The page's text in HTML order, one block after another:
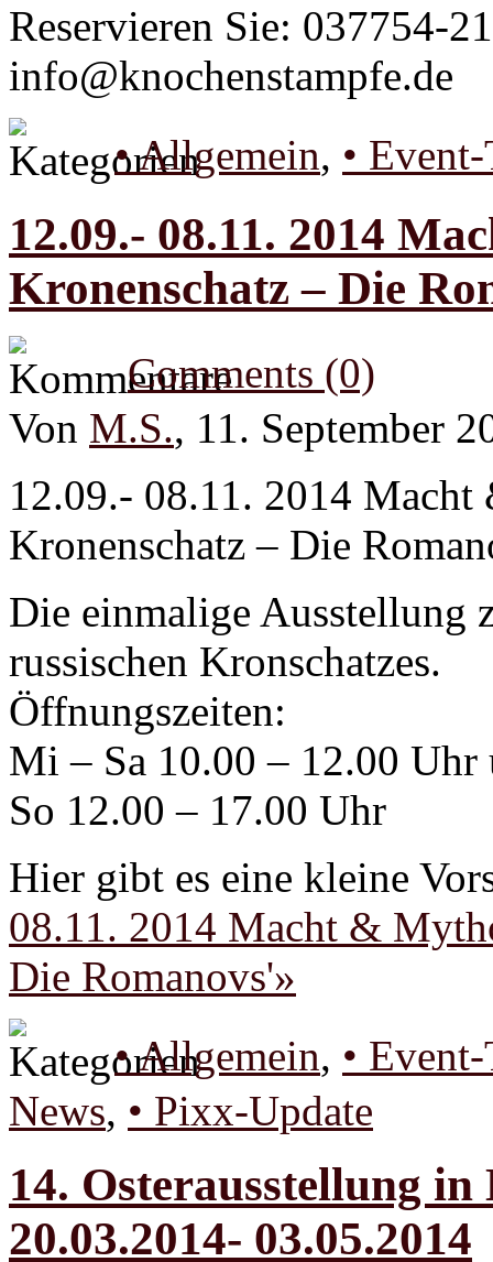
Reservieren Sie: 037754-
info@knochenstampfe.de
• Allgemein, •
12.09.- 08.11. 2014
Kronenschatz – Die
Comments (0)
Von M.S., 11. September
12.09.- 08.11. 2014
Kronenschatz – Die
Die einmalige Ausstellung
russischen Kronschatzes.
Öffnungszeiten:
Mi – Sa 10.00 – 12.00
So 12.00 – 17.00 Uhr
Hier gibt es eine kleine
08.11. 2014 Macht &
Die Romanovs'»
• Allgemein, •
News, • Pixx-Update
14. Osterausstellung
20.03.2014- 03.05.2014